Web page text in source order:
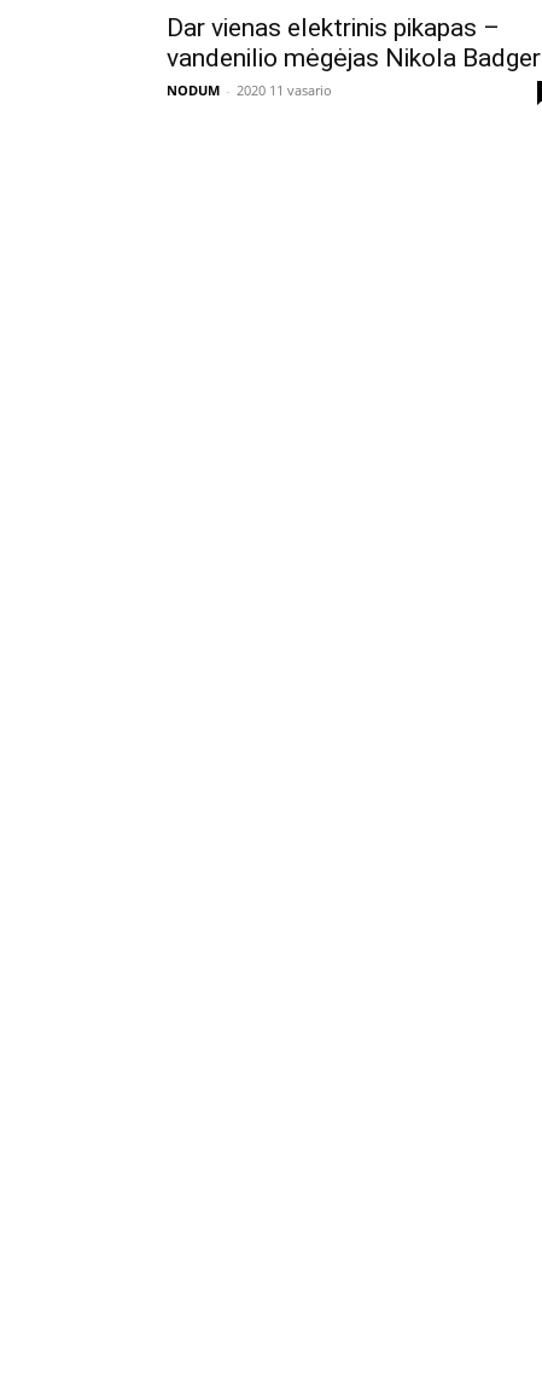
Dar vienas elektrinis pikapas –
vandenilio mėgėjas Nikola Badger
NODUM - 2020 11 vasario